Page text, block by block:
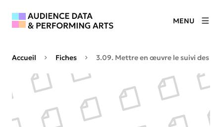
MENU
Accueil Fiches 3.09. Mettre en œuvre le suivi des
Agrandir